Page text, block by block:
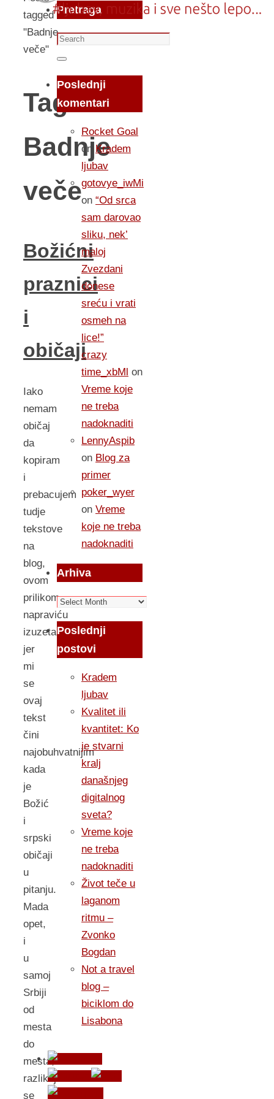
tagged
"Badnje
veče"
Tag:
Badnje
veče
Božićni
praznici
i
običaji
Iako
nemam
običaj
da
kopiram
i
prebacujem
tudje
tekstove
na
blog,
ovom
prilikom
napraviću
izuzetak
jer
mi
se
ovaj
tekst
čini
najobuhvatnijim
kada
je
Božić
i
srpski
običaji
u
pitanju.
Mada
opet,
i
u
samoj
Srbiji
od
mesta
do
mesta,
razlikuju
se
Pretraga
Search
for:
Search
Poslednji
komentari
Rocket Goal
on Kradem
ljubav
gotovye_iwMi
on “Od srca
sam darovao
sliku, nek’
maloj
Zvezdani
donese
sreću i vrati
osmeh na
lice!”
crazy
time_xbMl on
Vreme koje
ne treba
nadoknaditi
LennyAspib
on Blog za
primer
poker_wyer
on Vreme
koje ne treba
nadoknaditi
Arhiva
Arhiva
Poslednji
postovi
Kradem
ljubav
Kvalitet ili
kvantitet: Ko
je stvarni
kralj
današnjeg
digitalnog
sveta?
Vreme koje
ne treba
nadoknaditi
Život teče u
laganom
ritmu –
Zvonko
Bogdan
Not a travel
blog –
biciklom do
Lisabona